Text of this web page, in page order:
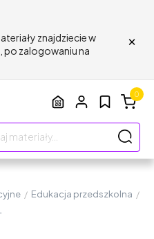
znajdziecie w
po zalogowaniu na
×
0
/ Edukacja przedszkolna /